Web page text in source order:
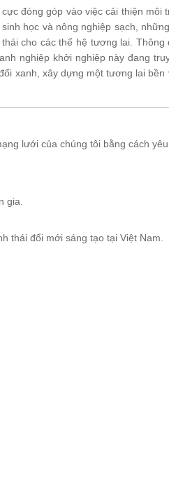
đóng góp vào việc cải thiện môi
học và nông nghiệp sạch,
cho các thế hệ tương lai. Thông
nghiệp khởi nghiệp này đang
xanh, xây dựng một tương lai
lưới của chúng tôi bằng cách
gia.
thái đổi mới sáng tạo tại Việt Nam.